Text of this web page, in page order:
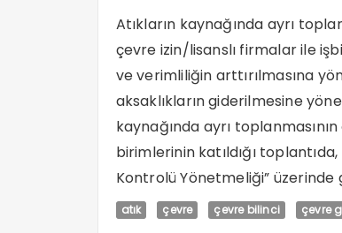
Atıkların kaynağında ayrı
çevre izin/lisanslı firmalar ile
ve verimliliğin arttırılmasına
aksaklıkların giderilmesine
kaynağında ayrı
birimlerinin katıldığı
Kontrolü Yönetmeliği” üzerinde
atık çevre çevre bilinci çevre